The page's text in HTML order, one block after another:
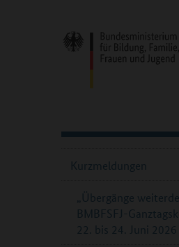
Kurzmeldungen
„Übergänge
BMBFSFJ-
22. bis 24. Juni